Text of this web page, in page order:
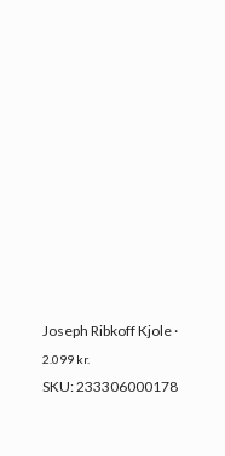
Joseph Ribkoff Kjole ·
2.099 kr.
SKU: 233306000178